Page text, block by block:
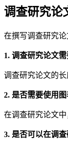
调查研究论
在撰写调查研究
1. 调查研究论文需
调查研究论文的
2. 是否需要使用图
在调查研究论文
3. 是否可以在调